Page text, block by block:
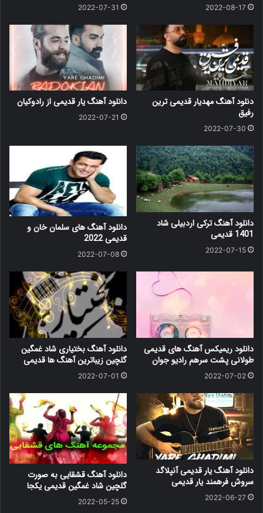
2022-08-17
2022-07-31
دنلود آهنگ مهدیار قدیمی ترین
رفیق
2022-07-30
دانلود آهنگ یار قدیمی از رادوکیان
2022-07-21
دانلود آهنگ ترکی اردبیلی شاد
1401 قدیمی
2022-07-15
دانلود آهنگ های سلمان خان و
قدیمی 2022
2022-07-08
دانلود ریمیکس آهنگ های قدیمی
طولانی پشت سرهم رادیو جوان
2022-07-02
دانلود آهنگ بختیاری شاد غمگین
گلچین زیباترین آهنگ ها قدیمی
2022-07-01
دانلود آهنگ یار قدیمی آنپلاگد
سروش فرهمند یار قدیمی
2022-06-27
دانلود آهنگ قشقایی به صورت
گلچین شاد غمگین قدیمی یکجا
2022-05-25